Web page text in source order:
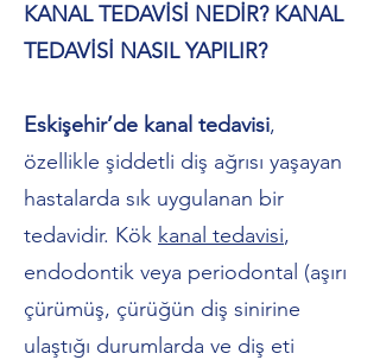
KANAL TEDAVİSİ NEDİR? KANAL
TEDAVİSİ NASIL YAPILIR?
Eskişehir’de kanal tedavisi,
özellikle şiddetli diş ağrısı yaşayan
hastalarda sık uygulanan bir
tedavidir. Kök kanal tedavisi,
endodontik veya periodontal (aşırı
çürümüş, çürüğün diş sinirine
ulaştığı durumlarda ve diş eti